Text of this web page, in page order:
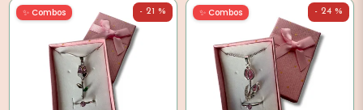
- 21 %
✨ Combos - 24 %
✨ Combos